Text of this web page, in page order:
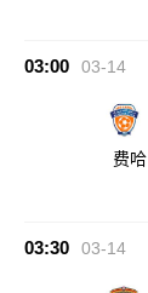
03:00 03-14
费哈
03:30 03-14